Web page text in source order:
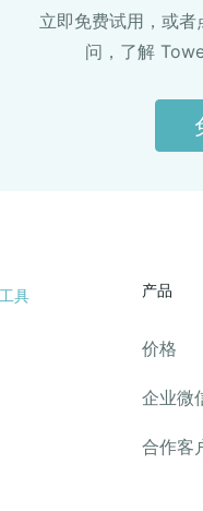
立即免费试用，或
问，了解
产品
价格
企业微
合作客